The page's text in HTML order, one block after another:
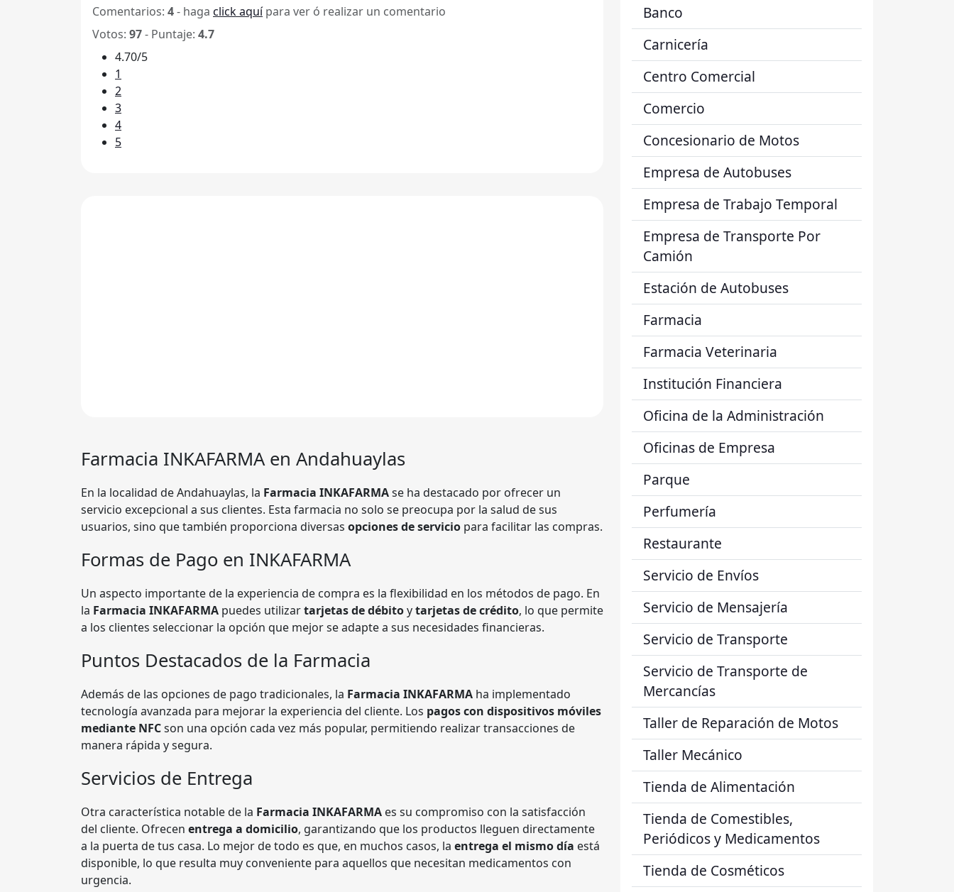
Comentarios: 4- haga click aquípara ver ó realizar un comentario
Votos: 97- Puntaje: 4.7
4.70/5
1
2
3
4
5
Farmacia INKAFARMAen Andahuaylas
En la localidad de Andahuaylas, la Farmacia INKAFARMAse ha destacado por ofrecer un
servicio excepcional a sus clientes. Esta farmacia no solo se preocupa por la salud de sus
usuarios, sino que también proporciona diversas opciones de servicio para facilitar las compras.
Formas de Pago en INKAFARMA
Un aspecto importante de la experiencia de compra es la flexibilidad en los métodos de pago. En
la Farmacia INKAFARMA puedes utilizartarjetas de débitoytarjetas de crédito, lo que permite
a los clientes seleccionar la opción que mejor se adapte a sus necesidades financieras.
Puntos Destacados de la Farmacia
Además de las opciones de pago tradicionales, la Farmacia INKAFARMA ha implementado
tecnología avanzada para mejorar la experiencia del cliente. Los pagos con dispositivos móviles
mediante NFCson una opción cada vez más popular, permitiendo realizar transacciones de
manera rápida y segura.
Servicios de Entrega
Otra característica notable de la Farmacia INKAFARMA es su compromiso con la satisfacción
del cliente. Ofrecen entrega a domicilio, garantizando que los productos lleguen directamente
a la puerta de tus casa. Lo mejor de todo es que, en muchos casos, la entrega el mismo día está
disponible, lo que resulta muy conveniente para aquellos que necesitan medicamentos con
urgencia.
Banco
Carnicería
Centro Comercial
Comercio
Concesionario de Motos
Empresa de Autobuses
Empresa de Trabajo Temporal
Empresa de Transporte Por
Camión
Estación de Autobuses
Farmacia
Farmacia Veterinaria
Institución Financiera
Oficina de la Administración
Oficinas de Empresa
Parque
Perfumería
Restaurante
Servicio de Envíos
Servicio de Mensajería
Servicio de Transporte
Servicio de Transporte de
Mercancías
Taller de Reparación de Motos
Taller Mecánico
Tienda de Alimentación
Tienda de Comestibles,
Periódicos y Medicamentos
Tienda de Cosméticos